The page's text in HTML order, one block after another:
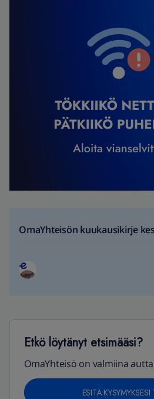
OmaYhteisön kuukausikirje
Etkö löytänyt etsimääsi?
OmaYhteisö on valmiina
ESITÄ